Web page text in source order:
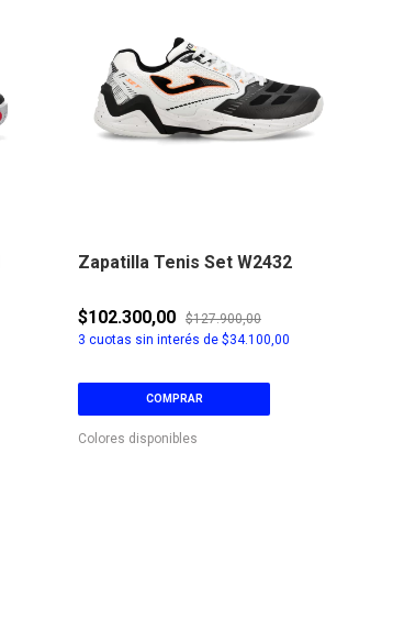
Zapatilla Tenis Set W2432
$102.300,00
$127.900,00
3 cuotas sin interés de $34.100,00
COMPRAR
Colores disponibles